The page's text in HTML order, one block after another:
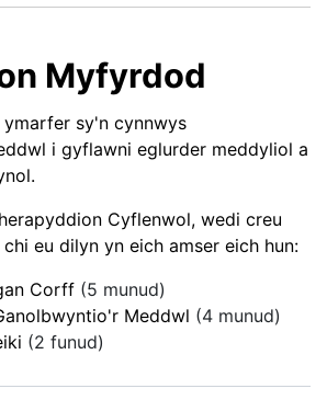
Myfyrdod
sy'n cynnwys
i gyflawni eglurder meddyliol a
Cyflenwol, wedi creu
eu dilyn yn eich amser eich hun:
Corff (5 munud)
Meddwl (4 munud)
(2 funud)